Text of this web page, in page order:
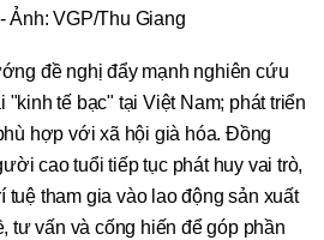
Ảnh: VGP/Thu Giang
đề nghị đẩy mạnh nghiên cứu
"kinh tế bạc" tại Việt Nam; phát triển
hợp với xã hội già hóa. Đồng
cao tuổi tiếp tục phát huy vai trò,
tuệ tham gia vào lao động sản xuất
tư vấn và cống hiến để góp phần